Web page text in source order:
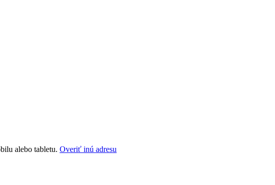
alebo tabletu. Overiť inú adresu